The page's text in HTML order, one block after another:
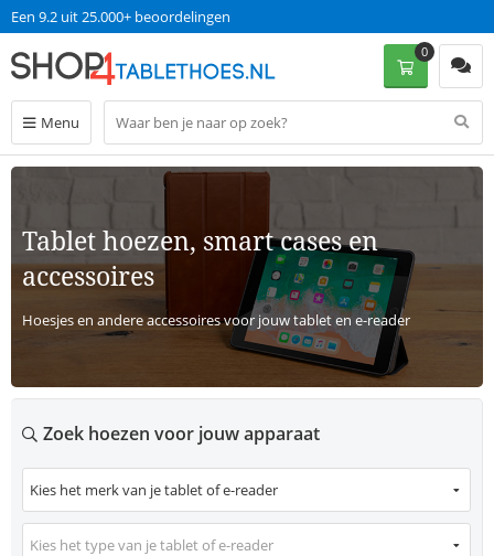
Een 9.2 uit 25.000+ beoordelingen
Menu
0
Tablet hoezen, smart cases en
accessoires
Hoesjes en andere accessoires voor jouw tablet en e-reader
Zoek hoezen voor jouw apparaat
Kies het type van je tablet of e-reader